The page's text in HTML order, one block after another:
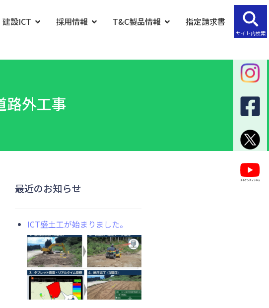
建設ICT 採用情報 T&C製品情報 指定請求書
サイト内検索
路外工事
最近のお知らせ
ICT盛土工が始まりました。